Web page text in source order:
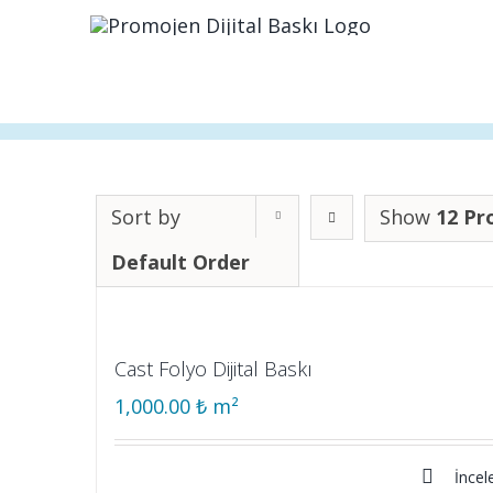
Sort by
Default Order
Show 12
Cast Folyo Dijital Baskı
1,000.00 ₺ m²